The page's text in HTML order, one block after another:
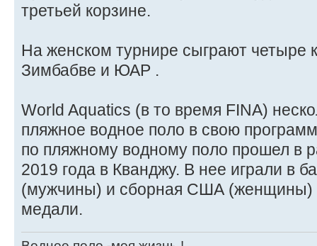
третьей корзине.
На женском турнире сыграют четыре
Зимбабве и ЮАР .
World Aquatics (в то время FINA)
пляжное водное поло в свою
по пляжному водному поло прошел в
2019 года в Кванджу. В нее играли в
(мужчины) и сборная США (женщины)
медали.